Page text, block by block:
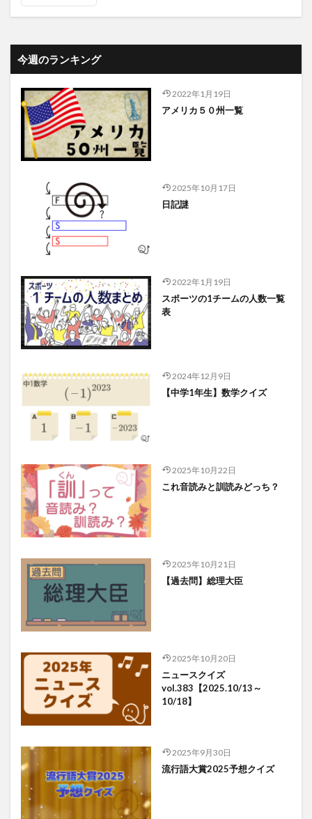
今週のランキング
2022年1月19日
アメリカ５０州一覧
2025年10月17日
日記謎
2022年1月19日
スポーツの1チームの人数一覧
表
2024年12月9日
【中学1年生】数学クイズ
2025年10月22日
これ音読みと訓読みどっち？
2025年10月21日
【過去問】総理大臣
2025年10月20日
ニュースクイズ
vol.383【2025.10/13～
10/18】
2025年9月30日
流行語大賞2025予想クイズ